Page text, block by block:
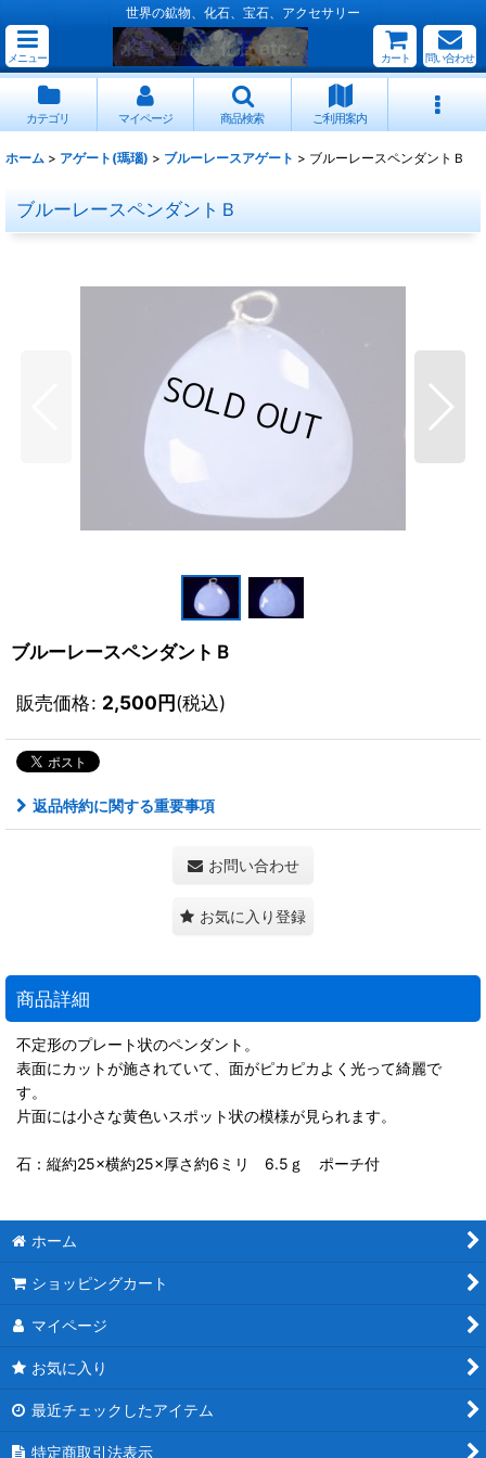
世界の鉱物、化石、宝石、アクセサリー
メニュー カート 問い合わせ
カテゴリ マイページ 商品検索 ご利用案内
ホーム > アゲート(瑪瑙) > ブルーレースアゲート > ブルーレースペンダントＢ
ブルーレースペンダントＢ
ブルーレースペンダントＢ
販売価格: 2,500円(税込)
返品特約に関する重要事項
お問い合わせ
お気に入り登録
商品詳細
不定形のプレート状のペンダント。
表面にカットが施されていて、面がピカピカよく光って綺麗で
す。
片面には小さな黄色いスポット状の模様が見られます。
石：縦約25×横約25×厚さ約6ミリ 6.5ｇ ポーチ付
ホーム
ショッピングカート
マイページ
お気に入り
最近チェックしたアイテム
特定商取引法表示